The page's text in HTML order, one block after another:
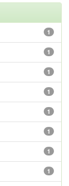
1
1
1
1
1
1
1
1